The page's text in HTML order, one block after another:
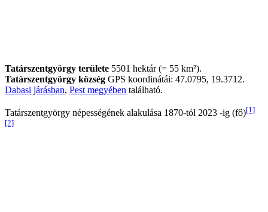
Tatárszentgyörgy területe 5501 hektár (= 55 km²).
Tatárszentgyörgy község GPS koordinátái: 47.0795, 19.3712.
Dabasi járásban, Pest megyében található.
Tatárszentgyörgy népességének alakulása 1870-tól 2023 -ig (fő)[1]
[2]